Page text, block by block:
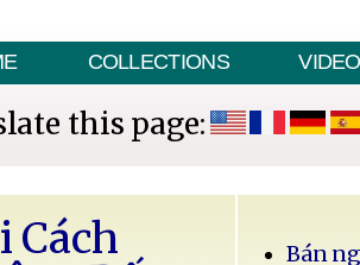
COLLECTIONS VIDEO
this page:
Cách
Bán